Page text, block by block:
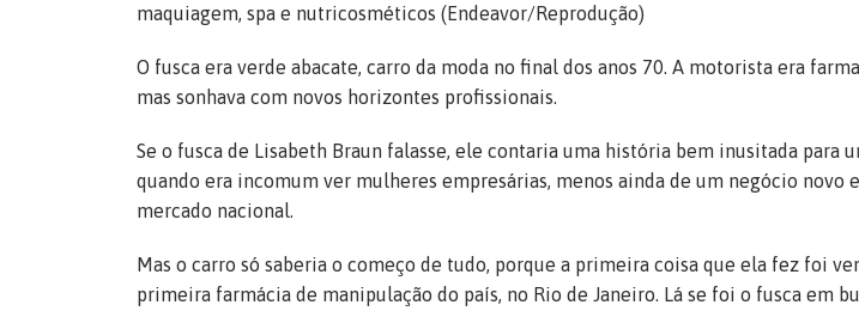
maquiagem, spa e nutricosméticos (Endeavor/Reprodução)
O fusca era verde abacate, carro da moda no final dos anos 70. A motorista era
mas sonhava com novos horizontes profissionais.
Se o fusca de Lisabeth Braun falasse, ele contaria uma história bem inusitada para
quando era incomum ver mulheres empresárias, menos ainda de um negócio novo
mercado nacional.
Mas o carro só saberia o começo de tudo, porque a primeira coisa que ela fez foi
primeira farmácia de manipulação do país, no Rio de Janeiro. Lá se foi o fusca em